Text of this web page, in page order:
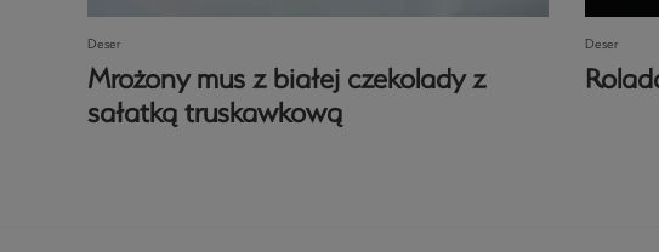
Deser
Mrożony mus z białej czekolady z
sałatką truskawkową
Deser